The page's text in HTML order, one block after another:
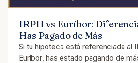
IRPH vs Euríbor:
Has Pagado de Más
Si tu hipoteca está referenciada al
Euríbor, has estado pagando de